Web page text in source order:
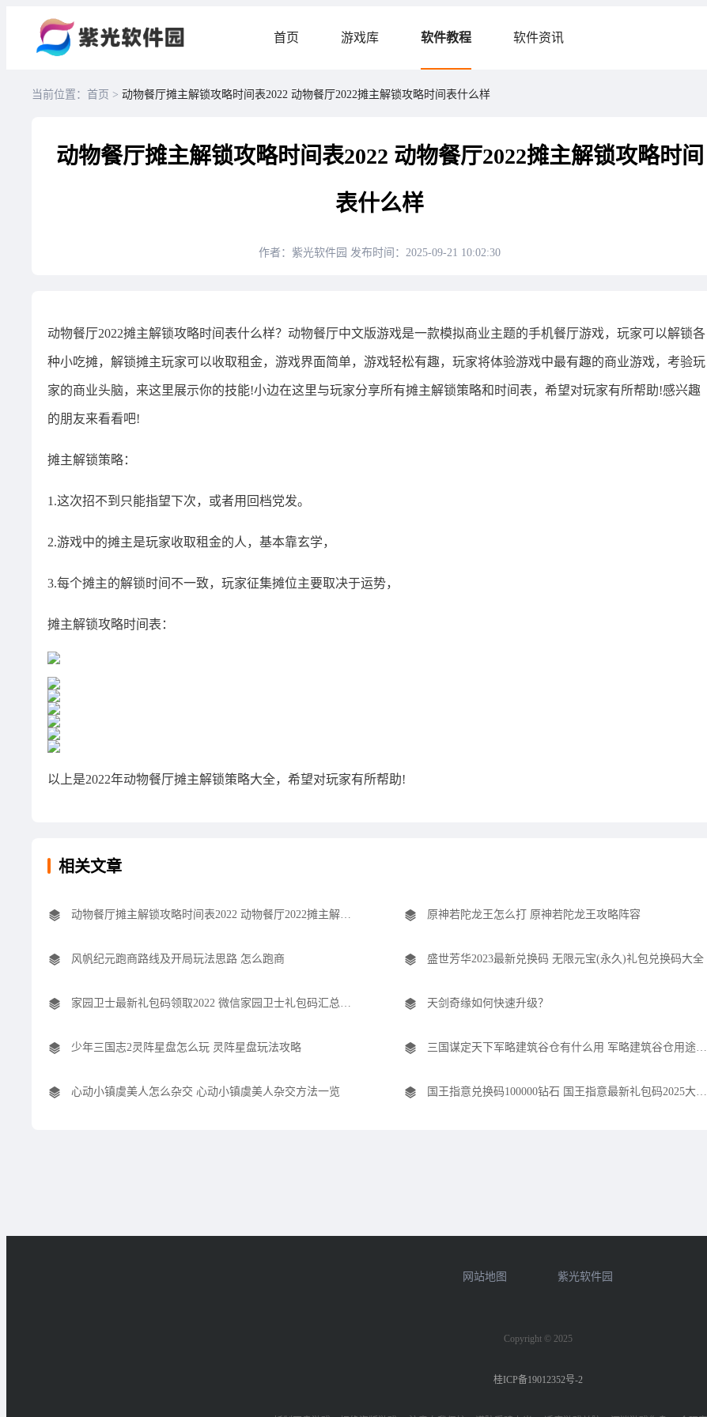
首页 游戏库 软件教程 软件资讯
当前位置：首页 > 动物餐厅摊主解锁攻略时间表2022 动物餐厅2022摊主解锁攻略时间表什么样
动物餐厅摊主解锁攻略时间表2022 动物餐厅2022摊主解锁攻略时间
表什么样
作者：紫光软件园 发布时间：2025-09-21 10:02:30
动物餐厅2022摊主解锁攻略时间表什么样？动物餐厅中文版游戏是一款模拟商业主题的手机餐厅游戏，玩家可以解锁各
种小吃摊，解锁摊主玩家可以收取租金，游戏界面简单，游戏轻松有趣，玩家将体验游戏中最有趣的商业游戏，考验玩
家的商业头脑，来这里展示你的技能!小边在这里与玩家分享所有摊主解锁策略和时间表，希望对玩家有所帮助!感兴趣
的朋友来看看吧!
摊主解锁策略：
1.这次招不到只能指望下次，或者用回档党发。
2.游戏中的摊主是玩家收取租金的人，基本靠玄学，
3.每个摊主的解锁时间不一致，玩家征集摊位主要取决于运势，
摊主解锁攻略时间表：
以上是2022年动物餐厅摊主解锁策略大全，希望对玩家有所帮助!
相关文章
动物餐厅摊主解锁攻略时间表2022 动物餐厅2022摊主解锁攻略时间表什么样 原神若陀龙王怎么打 原神若陀龙王攻略阵容
风帆纪元跑商路线及开局玩法思路 怎么跑商 盛世芳华2023最新兑换码 无限元宝(永久)礼包兑换码大全
家园卫士最新礼包码领取2022 微信家园卫士礼包码汇总及兑换方式分享 天剑奇缘如何快速升级？
少年三国志2灵阵星盘怎么玩 灵阵星盘玩法攻略 三国谋定天下军略建筑谷仓有什么用 军略建筑谷仓用途介绍
心动小镇虞美人怎么杂交 心动小镇虞美人杂交方法一览 国王指意兑换码100000钻石 国王指意最新礼包码2025大全一览
网站地图 紫光软件园
Copyright © 2025
桂ICP备19012352号-2